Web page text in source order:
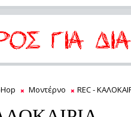
Μοντέρνο REC -